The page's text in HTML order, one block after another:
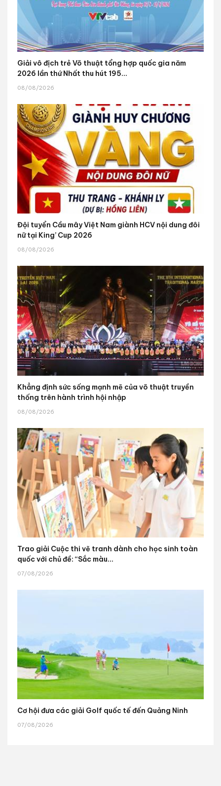
Giải vô địch trẻ Võ thuật tổng hợp quốc gia năm
2026 lần thứ Nhất thu hút 195...
08/08/2026
Đội tuyển Cầu mây Việt Nam giành HCV nội dung đôi
nữ tại King’ Cup 2026
08/08/2026
Khẳng định sức sống mạnh mẽ của võ thuật truyền
thống trên hành trình hội nhập
08/08/2026
Trao giải Cuộc thi vẽ tranh dành cho học sinh toàn
quốc với chủ đề: “Sắc màu...
07/08/2026
Cơ hội đưa các giải Golf quốc tế đến Quảng Ninh
07/08/2026